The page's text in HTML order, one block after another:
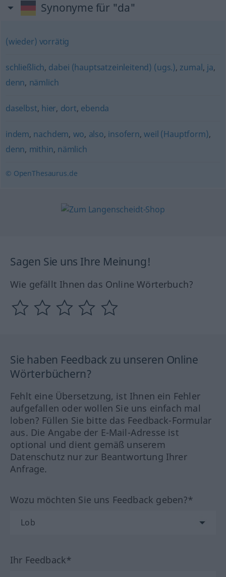
Synonyme für "da"
(wieder) vorrätig
schließlich, dabei (hauptsatzeinleitend) (ugs.), zumal, ja,
denn, nämlich
daselbst, hier, dort, ebenda
indem, nachdem, wo, also, insofern,weil (Hauptform),
denn, mithin, nämlich
© OpenThesaurus.de
Sagen Sie uns Ihre Meinung!
Wie gefällt Ihnen das Online Wörterbuch?
Sie haben Feedback zu unseren Online
Wörterbüchern?
Fehlt eine Übersetzung, ist Ihnen ein Fehler
aufgefallen oder wollen Sie uns einfach mal
loben? Füllen Sie bitte das Feedback-Formular
aus. Die Angabe der E-Mail-Adresse ist
optional und dient gemäß unserem
Datenschutz nur zur Beantwortung Ihrer
Anfrage.
Wozu möchten Sie uns Feedback geben?*
Ihr Feedback*